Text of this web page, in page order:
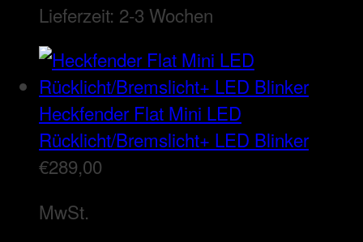
Lieferzeit: 2-3 Wochen
Heckfender Flat Mini LED
Rücklicht/Bremslicht+ LED Blinker
€289,00
MwSt.